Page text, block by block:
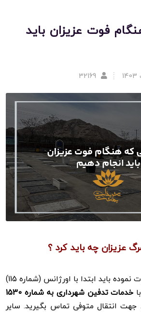
فوت عزیزان باید
عزیزان چه باید کرد ؟
اگر شخص در منزل فوت نموده باید ابتدا با اورژانس (شماره 115)
خدمات تدفین شهرداری به شماره 1530
جهت انتقال متوفی تماس بگیرید. سایر